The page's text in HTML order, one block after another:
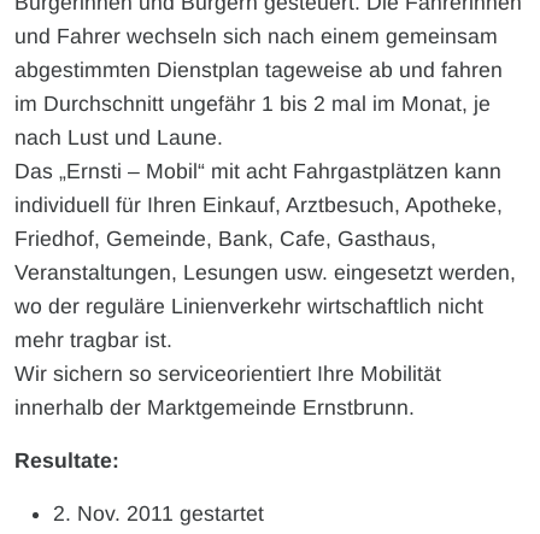
und Fahrer wechseln sich nach einem gemeinsam
abgestimmten Dienstplan tageweise ab und fahren
im Durchschnitt ungefähr 1 bis 2 mal im Monat, je
nach Lust und Laune.
Das „Ernsti – Mobil“ mit acht Fahrgastplätzen kann
individuell für Ihren Einkauf, Arztbesuch, Apotheke,
Friedhof, Gemeinde, Bank, Cafe, Gasthaus,
Veranstaltungen, Lesungen usw. eingesetzt werden,
wo der reguläre Linienverkehr wirtschaftlich nicht
mehr tragbar ist.
Wir sichern so serviceorientiert Ihre Mobilität
innerhalb der Marktgemeinde Ernstbrunn.
Resultate:
2. Nov. 2011 gestartet